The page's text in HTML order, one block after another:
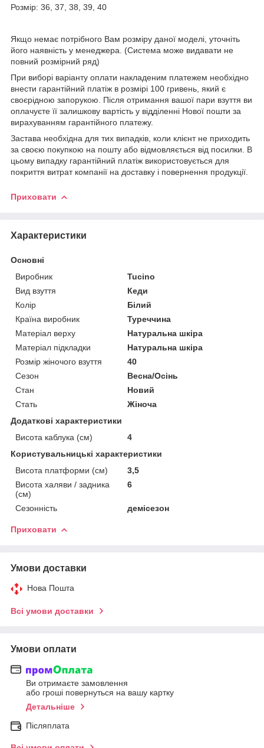
Розмір: 36, 37, 38, 39, 40
Якщо немає потрібного Вам розміру даної моделі, уточніть
його наявність у менеджера. (Система може видавати не
повний розмірний ряд)
При виборі варіанту оплати накладеним платежем необхідно
внести гарантійний платіж в розмірі 100 гривень, який є
своєрідною запорукою. Після отримання вашої пари взуття ви
оплачуєте її залишкову вартість у відділенні Нової пошти за
вирахуванням гарантійного платежу.
Застава необхідна для тих випадків, коли клієнт не приходить
за своєю покупкою на пошту або відмовляється від посилки. В
цьому випадку гарантійний платіж використовується для
покриття витрат компанії на доставку і повернення продукції.
Приховати
Характеристики
Основні
Виробник
Tucino
Вид взуття
Кеди
Колір
Білий
Країна виробник
Туреччина
Матеріал верху
Натуральна шкіра
Матеріал підкладки
Натуральна шкіра
Розмір жіночого взуття
40
Сезон
Весна/Осінь
Стан
Новий
Стать
Жіноча
Додаткові характеристики
Висота каблука (см)
4
Користувальницькі характеристики
Висота платформи (см)
3,5
Висота халяви / задника
(см)
6
Сезонність демісезон
Приховати
Умови доставки
Нова Пошта
Всі умови доставки
Умови оплати
Ви отримаєте замовлення
або гроші повернуться на вашу картку
Детальніше
Післяплата